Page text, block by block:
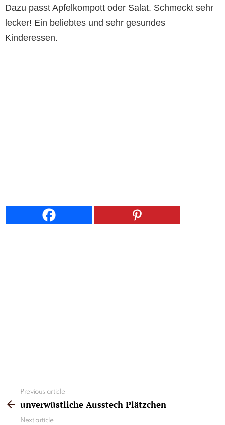
Dazu passt Apfelkompott oder Salat. Schmeckt sehr
lecker! Ein beliebtes und sehr gesundes
Kinderessen.
more
Previous article
unverwüstliche Ausstech Plätzchen
Next article